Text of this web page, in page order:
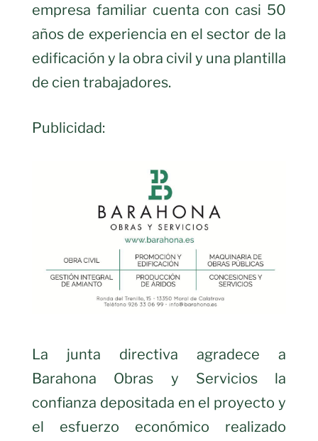
empresa familiar cuenta con casi 50
años de experiencia en el sector de la
edificación y la obra civil y una plantilla
de cien trabajadores.
Publicidad:
La junta directiva agradece a
Barahona Obras y Servicios la
confianza depositada en el proyecto y
el esfuerzo económico realizado